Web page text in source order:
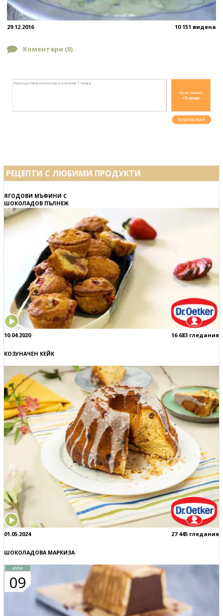
29.12.2016 10 151 видяна
Коментари (0)
РЕЦЕПТИ С ЛЮБИМИ ПРОДУКТИ
ЯГОДОВИ МЪФИНИ С
ШОКОЛАДОВ ПЪЛНЕЖ
10.04.2020 16 683 гледания
КОЗУНАЧЕН КЕЙК
01.05.2024 27 445 гледания
ШОКОЛАДОВА МАРКИЗА
юли
09